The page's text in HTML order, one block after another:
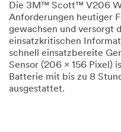
Die 3M™ Scott™ V206
Anforderungen heutiger
gewachsen und versorgt
einsatzkritischen
schnell einsatzbereite
Sensor (206 x 156 Pixel)
Batterie mit bis zu 8
ausgestattet.